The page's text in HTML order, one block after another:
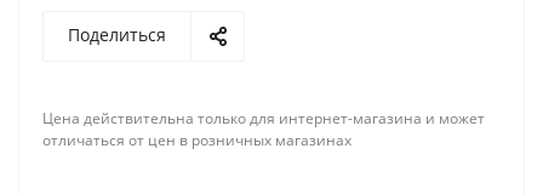
Поделиться
Цена действительна только для интернет-магазина и может
отличаться от цен в розничных магазинах